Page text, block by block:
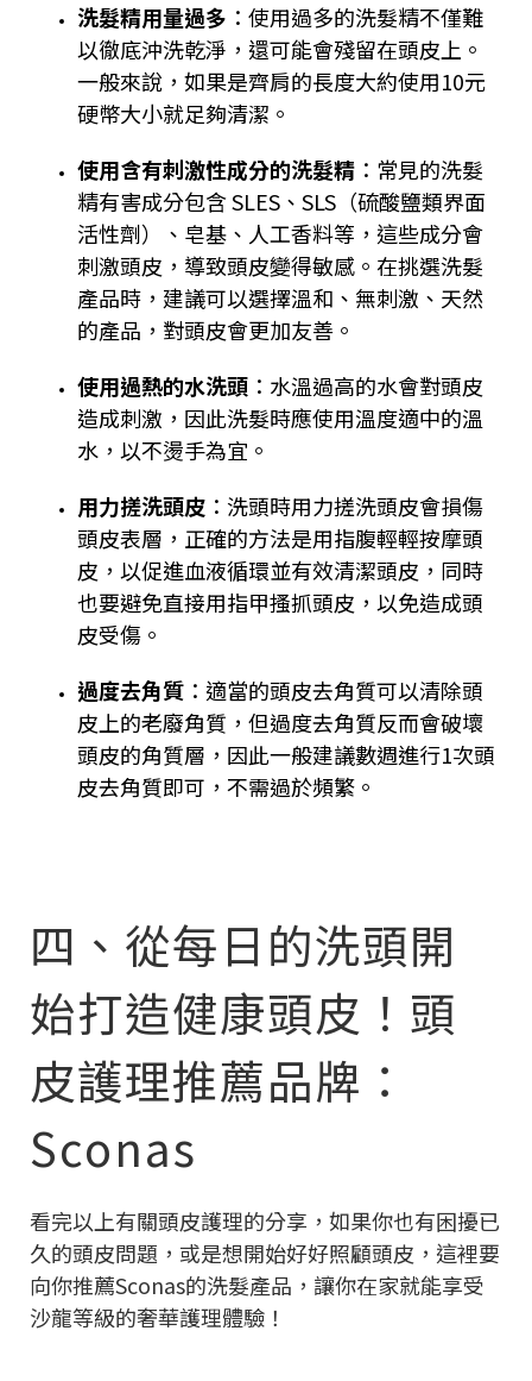
洗髮精用量過多 ：使用過多的洗髮精不僅難
以徹底沖洗乾淨，還可能會殘留在頭皮上。
一般來說，如果是齊肩的長度大約使用10元
硬幣大小就足夠清潔。
使用含有刺激性成分的洗髮精 ：常見的洗髮
精有害成分包含 SLES、SLS（硫酸鹽類界面
活性劑）、皂基、人工香料等，這些成分會
刺激頭皮，導致頭皮變得敏感。在挑選洗髮
產品時，建議可以選擇溫和、無刺激、天然
的產品，對頭皮會更加友善。
使用過熱的水洗頭 ：水溫過高的水會對頭皮
造成刺激，因此洗髮時應使用溫度適中的溫
水，以不燙手為宜。
用力搓洗頭皮 ：洗頭時用力搓洗頭皮會損傷
頭皮表層，正確的方法是用指腹輕輕按摩頭
皮，以促進血液循環並有效清潔頭皮，同時
也要避免直接用指甲搔抓頭皮，以免造成頭
皮受傷。
過度去角質 ：適當的頭皮去角質可以清除頭
皮上的老廢角質，但過度去角質反而會破壞
頭皮的角質層，因此一般建議數週進行1次頭
皮去角質即可，不需過於頻繁。
四、從每日的洗頭開
始打造健康頭皮！頭
皮護理推薦品牌：
Sconas
看完以上有關頭皮護理的分享，如果你也有困擾已
久的頭皮問題，或是想開始好好照顧頭皮，這裡要
向你推薦Sconas的洗髮產品，讓你在家就能享受
沙龍等級的奢華護理體驗！